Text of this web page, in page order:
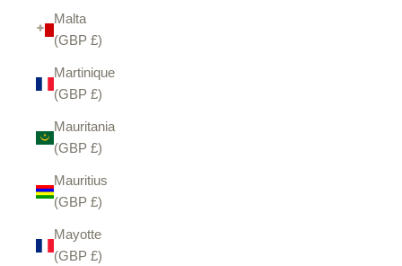
Malta
(GBP £)
Martinique
(GBP £)
Mauritania
(GBP £)
Mauritius
(GBP £)
Mayotte
(GBP £)